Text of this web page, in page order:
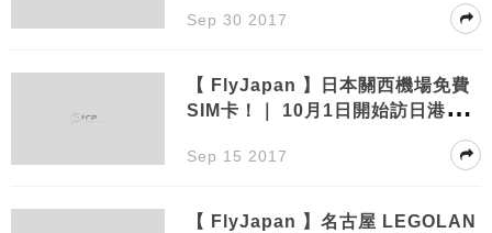
Sep 30 2017
【 FlyJapan 】日本關西機場免費
SIM卡！｜ 10月1日開始訪日港台
Sep 15 2017
【 FlyJapan 】名古屋 LEGOLAN